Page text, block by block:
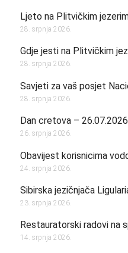
Ljeto na Plitvičkim
28. srpnja 2026.
Gdje jesti na Plitvičkim
28. srpnja 2026.
Savjeti za vaš posjet
28. srpnja 2026.
Dan cretova –
26. srpnja 2026.
Obavijest korisnicima
24. srpnja 2026.
Sibirska jezičnjača
23. srpnja 2026.
Restauratorski radovi na
14. srpnja 2026.